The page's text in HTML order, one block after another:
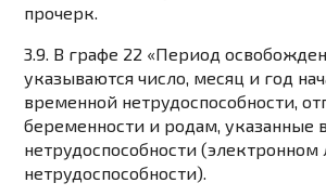
прочерк.
3.9. В графе 22 «Период
указываются число, месяц и год
временной нетрудоспособности,
беременности и родам, указанные
нетрудоспособности (электронном
нетрудоспособности).